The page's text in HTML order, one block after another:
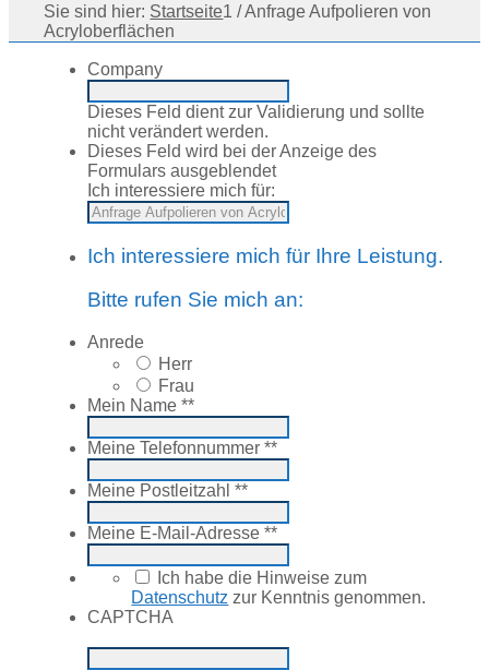
Sie sind hier: Startseite1 /Anfrage Aufpolieren von
Acryloberflächen
Company
Dieses Feld dient zur Validierung und sollte
nicht verändert werden.
Dieses Feld wird bei der Anzeige des
Formulars ausgeblendet
Ich interessiere mich für:
Ich interessiere mich für Ihre Leistung.
Bitte rufen Sie mich an:
Anrede
Herr
Frau
Mein Name **
Meine Telefonnummer **
Meine Postleitzahl **
Meine E-Mail-Adresse **
Ich habe die Hinweise zum
Datenschutz zur Kenntnis genommen.
CAPTCHA